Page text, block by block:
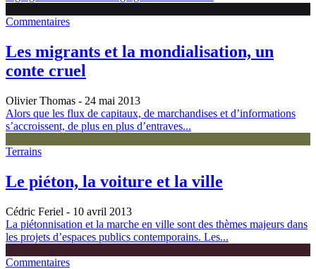
Commentaires
Les migrants et la mondialisation, un
conte cruel
Olivier Thomas - 24 mai 2013
Alors que les flux de capitaux, de marchandises et d’informations
s’accroissent, de plus en plus d’entraves...
Terrains
Le piéton, la voiture et la ville
Cédric Feriel - 10 avril 2013
La piétonnisation et la marche en ville sont des thèmes majeurs dans
les projets d’espaces publics contemporains. Les...
Commentaires